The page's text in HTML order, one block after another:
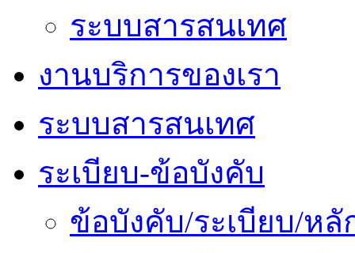
ระบบสารสนเทศ
งานบริการของเรา
ระบบสารสนเทศ
ระเบียบ-ข้อบังคับ
ข้อบังคับ/ระเบียบ/ห